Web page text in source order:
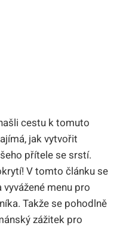
cestu k tomuto
jak vytvořit
přítele se srstí.
V tomto článku se
menu pro
Takže se pohodlně
zážitek pro